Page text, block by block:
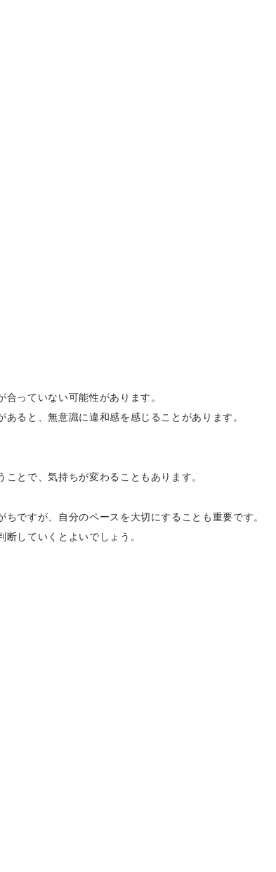
っていない可能性があります。
ると、無意識に違和感を感じることがあります。
とで、気持ちが変わることもあります。
ですが、自分のペースを大切にすることも重要です。
していくとよいでしょう。